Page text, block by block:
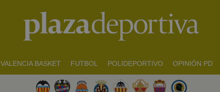
VALENCIA BASKET FUTBOL POLIDEPORTIVO OPINIÓN PD